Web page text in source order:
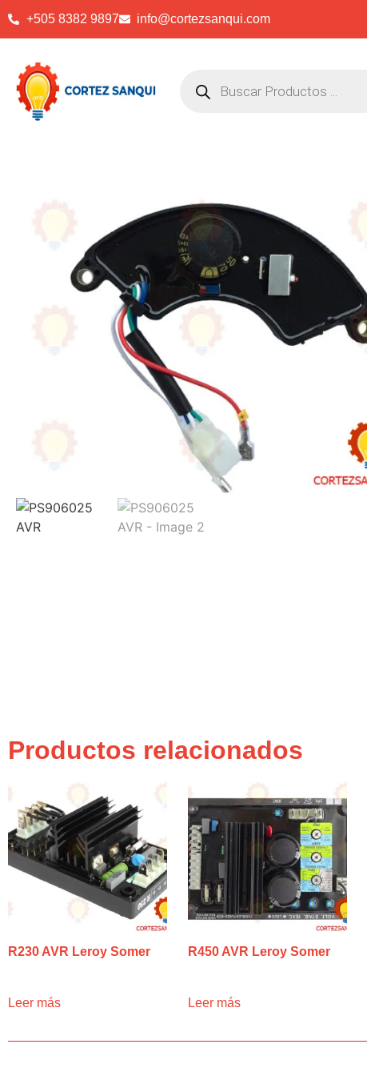
+505 8382 9897 info@cortezsanqui.com
Productos relacionados
R230 AVR Leroy Somer
Leer más
R450 AVR Leroy Somer
Leer más